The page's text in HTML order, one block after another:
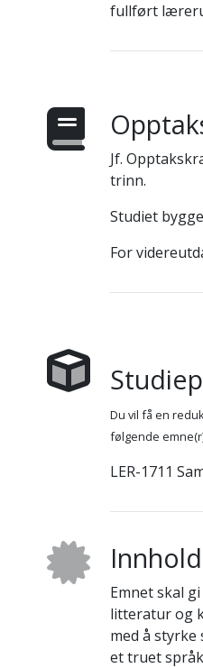
fullført
Jf.
trinn.
Studiet
For
Du vil få en
følgende
LER-1711
Innhold
Emnet skal
litteratur og
med å
et truet